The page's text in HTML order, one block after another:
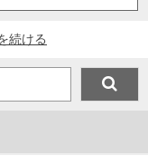
続ける